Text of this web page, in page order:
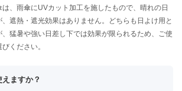
は、雨傘にUVカット加工を施したもので、晴れの日
遮熱・遮光効果はありません。どちらも日よけ用と
、猛暑や強い日差し下では効果が限られるため、ご使
ください。
ますか？